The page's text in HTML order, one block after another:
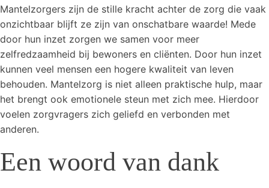
Mantelzorgers zijn de stille kracht achter de zorg die vaak
onzichtbaar blijft ze zijn van onschatbare waarde! Mede
door hun inzet zorgen we samen voor meer
zelfredzaamheid bij bewoners en cliënten. Door hun inzet
kunnen veel mensen een hogere kwaliteit van leven
behouden. Mantelzorg is niet alleen praktische hulp, maar
het brengt ook emotionele steun met zich mee. Hierdoor
voelen zorgvragers zich geliefd en verbonden met
anderen.
Een woord van dank